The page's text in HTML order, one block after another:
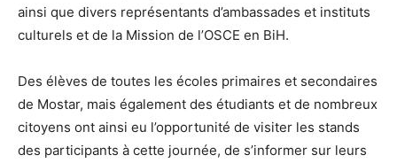
ainsi que divers représentants d’ambassades et instituts
culturels et de la Mission de l’OSCE en BiH.
Des élèves de toutes les écoles primaires et secondaires
de Mostar, mais également des étudiants et de nombreux
citoyens ont ainsi eu l’opportunité de visiter les stands
des participants à cette journée, de s’informer sur leurs